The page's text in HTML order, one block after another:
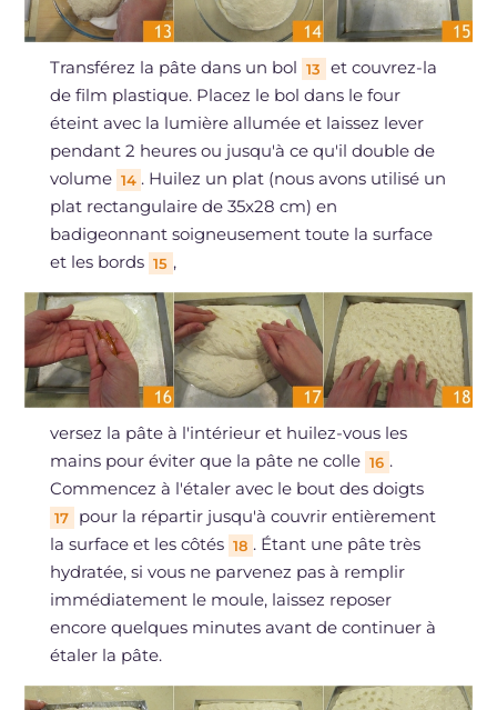
Transférez la pâte dans un bol 13
et couvrez-la
de film plastique. Placez le bol dans le four
éteint avec la lumière allumée et laissez lever
pendant 2 heures ou jusqu'à ce qu'il double de
volume 14 . Huilez un plat (nous avons utilisé un
plat rectangulaire de 35x28 cm) en
badigeonnant soigneusement toute la surface
et les bords 15 ,
versez la pâte à l'intérieur et huilez-vous les
mains pour éviter que la pâte ne colle 16 .
Commencez à l'étaler avec le bout des doigts
17
pour la répartir jusqu'à couvrir entièrement
la surface et les côtés 18 . Étant une pâte très
hydratée, si vous ne parvenez pas à remplir
immédiatement le moule, laissez reposer
encore quelques minutes avant de continuer à
étaler la pâte.